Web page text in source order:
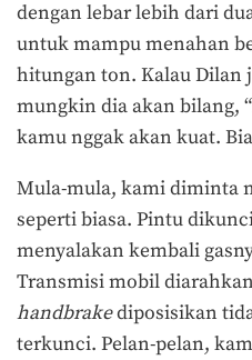
dengan lebar lebih dari
untuk mampu menahan
hitungan ton. Kalau Dilan
mungkin dia akan bilang,
kamu nggak akan kuat.
Mula-mula, kami diminta
seperti biasa. Pintu
menyalakan kembali
Transmisi mobil
handbrakediposisikan
terkunci. Pelan-pelan,